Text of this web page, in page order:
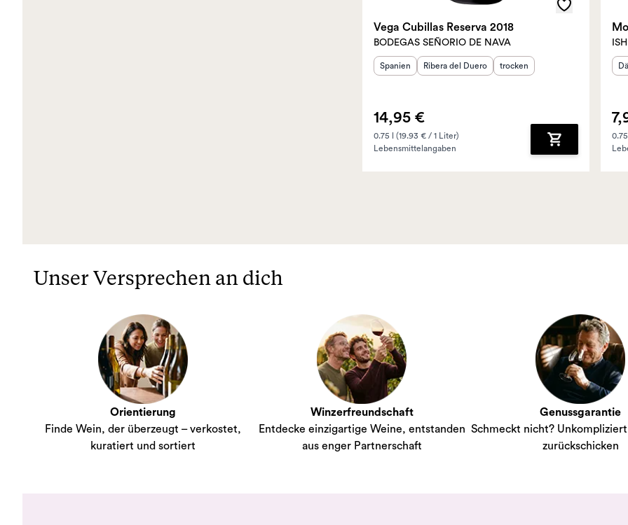
Vega Cubillas Reserva 2018
BODEGAS SEÑORIO DE NAVA
Herkunftsland:
Spanien Herkunftsregion:
Ribera del Duero Geschmack
trocken
14,95 €
0.75 l (19.93 € / 1 Liter)
Lebensmittelangaben
Zum
ISH
Unser Versprechen an dich
Orientierung
Finde Wein, der überzeugt – verkostet,
kuratiert und sortiert
Winzerfreundschaft
Entdecke einzigartige Weine, entstanden
aus enger Partnerschaft
Genussgarantie
Schmeckt nicht?
zurückschicken